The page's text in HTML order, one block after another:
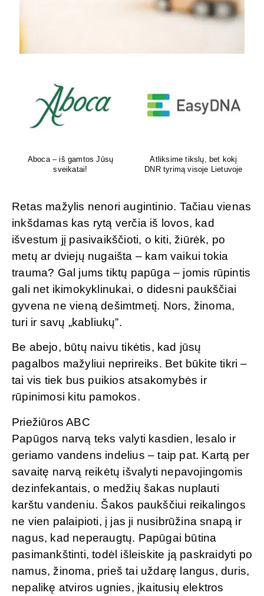
Aboca – iš gamtos Jūsų
sveikatai!
Atliksime tikslų, bet kokį
DNR tyrimą visoje Lietuvoje
Retas mažylis nenori augintinio. Tačiau vienas
inkšdamas kas rytą verčia iš lovos, kad
išvestum jį pasivaikščioti, o kiti, žiūrėk, po
metų ar dviejų nugaišta – kam vaikui tokia
trauma? Gal jums tiktų papūga – jomis rūpintis
gali net ikimokyklinukai, o didesni paukščiai
gyvena ne vieną dešimtmetį. Nors, žinoma,
turi ir savų „kabliukų”.
Be abejo, būtų naivu tikėtis, kad jūsų
pagalbos mažyliui neprireiks. Bet būkite tikri –
tai vis tiek bus puikios atsakomybės ir
rūpinimosi kitu pamokos.
Priežiūros ABC
Papūgos narvą teks valyti kasdien, lesalo ir
geriamo vandens indelius – taip pat. Kartą per
savaitę narvą reikėtų išvalyti nepavojingomis
dezinfekantais, o medžių šakas nuplauti
karštu vandeniu. Šakos paukščiui reikalingos
ne vien palaipioti, į jas ji nusibrūžina snapą ir
nagus, kad neperaugtų. Papūgai būtina
pasimankštinti, todėl išleiskite ją paskraidyti po
namus, žinoma, prieš tai uždarę langus, duris,
nepalikę atviros ugnies, įkaitusių elektros